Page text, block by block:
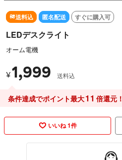
送料込 匿名配送 すぐに購入可
LEDデスクライト
オーム電機
¥1,999 送料込
条件達成でポイント最大11 倍還元！
いいね 1件